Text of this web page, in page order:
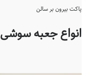
پاکت بیرون بر سالن
انواع جعبه سوشی